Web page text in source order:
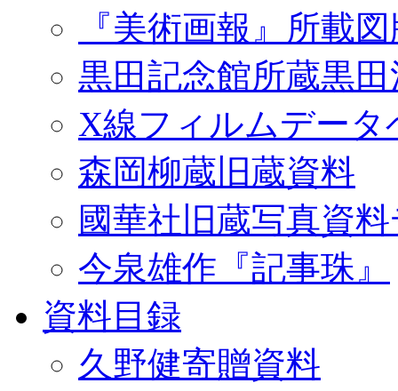
『美術画報』所載
黒田記念館所蔵黒
X線フィルムデータ
森岡柳蔵旧蔵資料
國華社旧蔵写真資
今泉雄作『記事珠』
資料目録
久野健寄贈資料